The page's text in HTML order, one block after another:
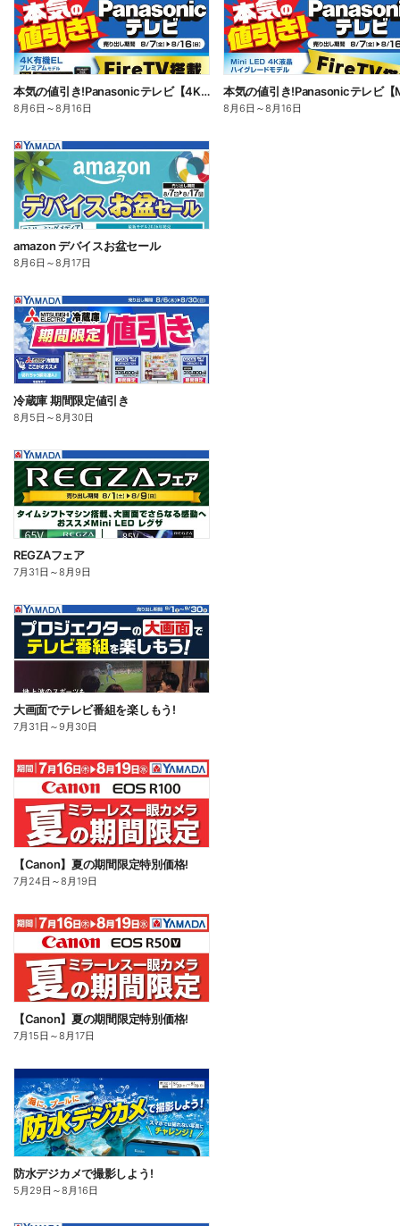
本気の値引き!Panasonicテレビ【4K有機EL】
8月6日 ～8月16日 8月6日 ～8月16日
amazon デバイスお盆セール
8月6日 ～8月17日
冷蔵庫 期間限定値引き
8月5日 ～8月30日
REGZAフェア
7月31日 ～8月9日
大画面でテレビ番組を楽しもう!
7月31日 ～9月30日
【Canon】夏の期間限定特別価格!
7月24日 ～8月19日
【Canon】夏の期間限定特別価格!
7月15日 ～8月17日
防水デジカメで撮影しよう!
5月29日 ～8月16日